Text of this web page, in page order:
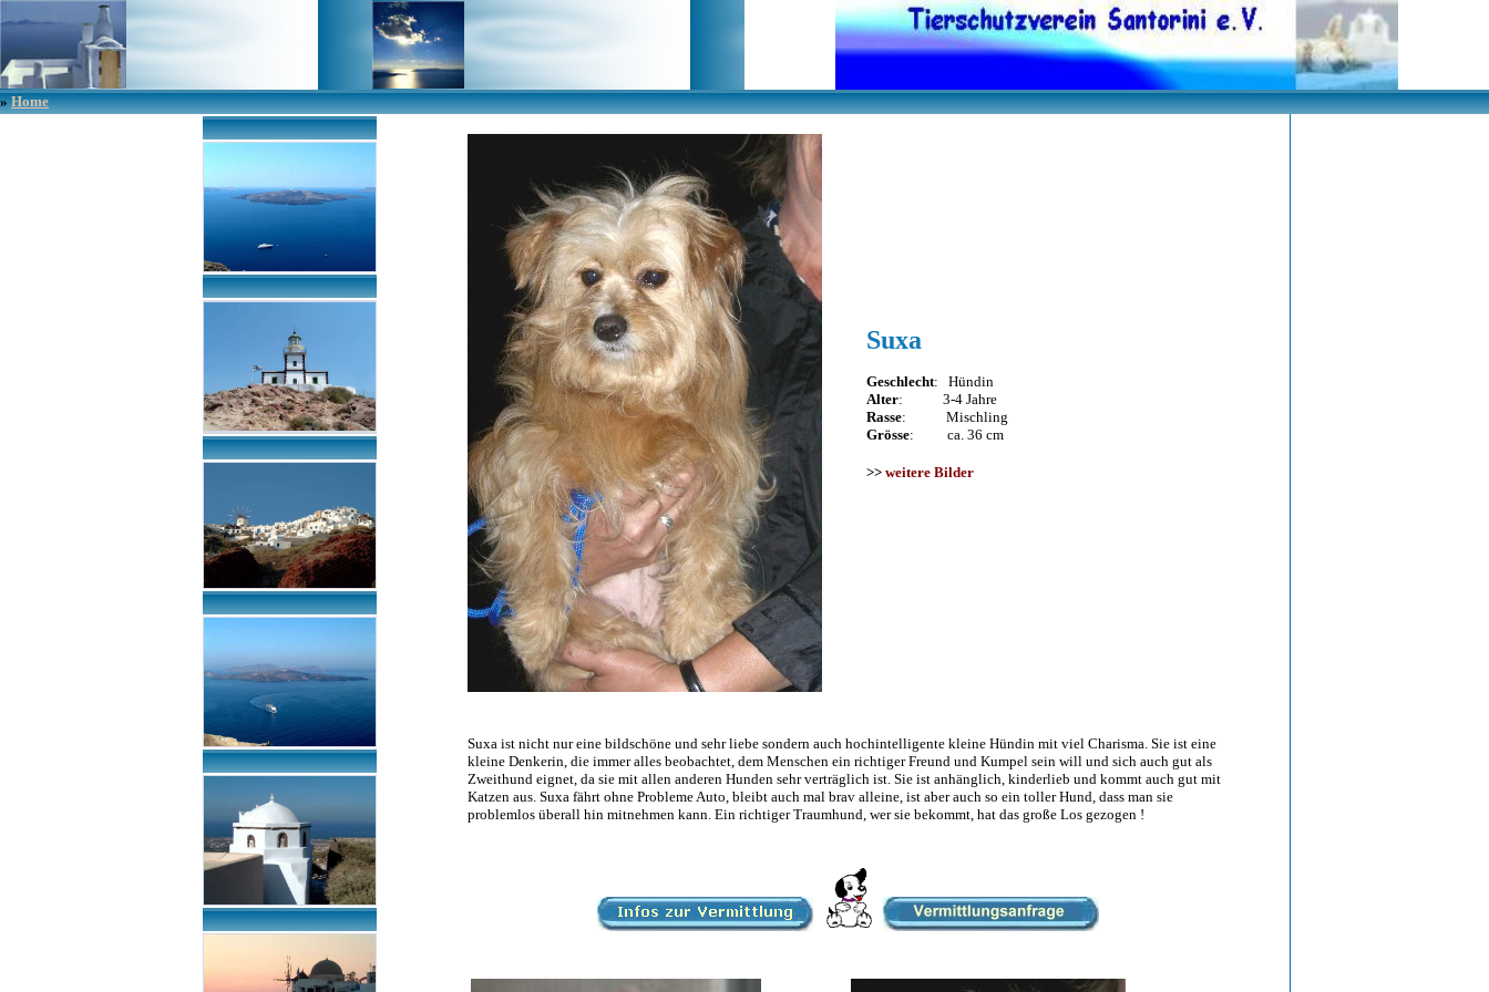
»Home
Suxa
Geschlecht: Hündin
Alter: 3-4 Jahre
Rasse: Mischling
Grösse: ca. 36 cm
>> weitere Bilder
Suxa ist nicht nur eine bildschöne und sehr liebe sondern auch hochintelligente kleine Hündin mit viel Charisma. Sie ist eine
kleine Denkerin, die immer alles beobachtet, dem Menschen ein richtiger Freund und Kumpel sein will und sich auch gut als
Zweithund eignet, da sie mit allen anderen Hunden sehr verträglich ist. Sie ist anhänglich, kinderlieb und kommt auch gut mit
Katzen aus. Suxa fährt ohne Probleme Auto, bleibt auch mal brav alleine, ist aber auch so ein toller Hund, dass man sie
problemlos überall hin mitnehmen kann. Ein richtiger Traumhund, wer sie bekommt, hat das große Los gezogen !